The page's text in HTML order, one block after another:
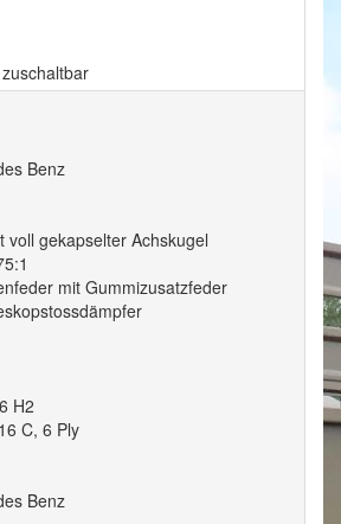
Benz
voll gekapselter Achskugel
mit Gummizusatzfeder
H2
C, 6 Ply
Benz